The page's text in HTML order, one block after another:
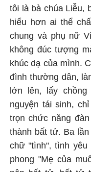
tôi là bà chúa Liễu,
hiểu hơn ai thể
chung và phụ nữ
không đúc tượng
khúc dạ của mình.
đình thường dân,
lớn lên, lấy
nguyện tái sinh,
trọn chức năng
thành bất tử. Ba
chữ "tình", tình
phong "Mẹ của